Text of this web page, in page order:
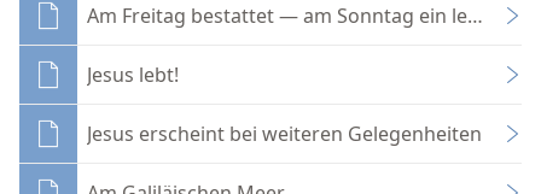
Am Freitag bestattet — am Sonntag ein leeres
Jesus lebt!
Jesus erscheint bei weiteren Gelegenheiten